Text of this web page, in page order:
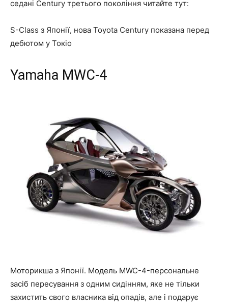
седані Century третього покоління читайте тут:
S-Class з Японії, нова Toyota Century показана перед
дебютом у Токіо
Yamaha MWC-4
Моторикша з Японії. Модель MWC-4-персональне
засіб пересування з одним сидінням, яке не тільки
захистить свого власника від опадів, але і подарує